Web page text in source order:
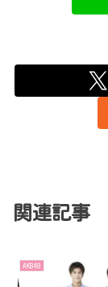
関連記事
AKB48